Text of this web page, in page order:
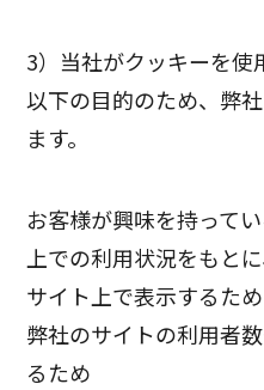
3）当社がクッキーを使
以下の目的のため、弊
ます。
お客様が興味を持って
上での利用状況をもと
サイト上で表示するため
弊社のサイトの利用者
るため